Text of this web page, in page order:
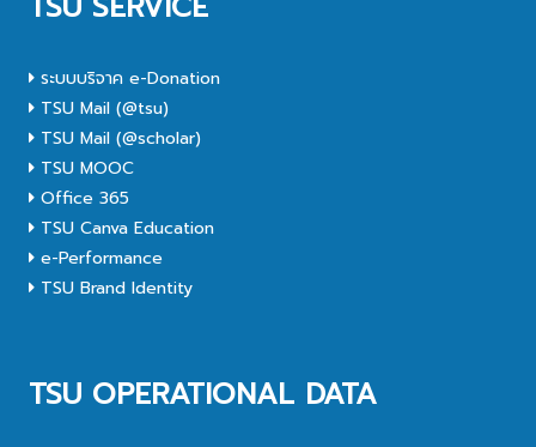
ระบบบริจาค e-Donation
TSU Mail (@tsu)
TSU Mail (@scholar)
TSU MOOC
Office 365
TSU Canva Education
e-Performance
TSU Brand Identity
TSU OPERATIONAL DATA